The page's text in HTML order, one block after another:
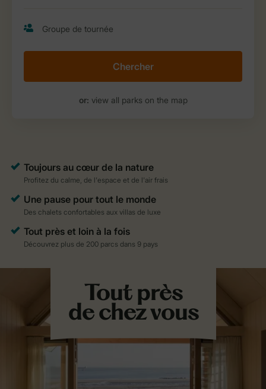
Chercher
or: view all parks on the map